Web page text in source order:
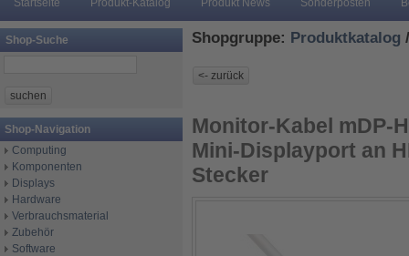
Startseite Produkt-Katalog Produkt News Sonderposten
Shop-Suche
Shop-Navigation
Computing
Komponenten
Displays
Hardware
Verbrauchsmaterial
Zubehör
Software
Shopgruppe: Produktkatalog
Monitor-Kabel mDP-
Mini-Displayport an
Stecker